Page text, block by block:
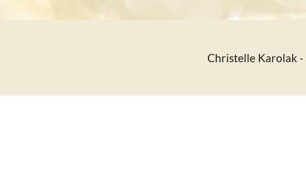
Christelle Karolak -